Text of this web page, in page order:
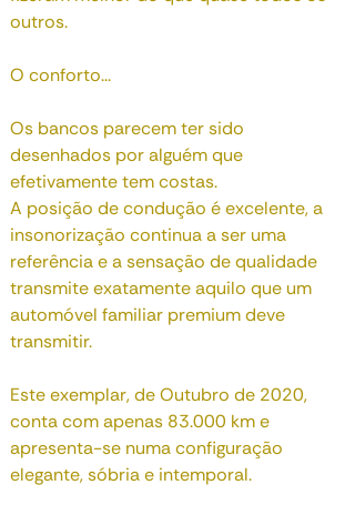
outros.
O conforto...
Os bancos parecem ter sido
desenhados por alguém que
efetivamente tem costas.
A posição de condução é excelente, a
insonorização continua a ser uma
referência e a sensação de qualidade
transmite exatamente aquilo que um
automóvel familiar premium deve
transmitir.
Este exemplar, de Outubro de 2020,
conta com apenas 83.000 km e
apresenta-se numa configuração
elegante, sóbria e intemporal.